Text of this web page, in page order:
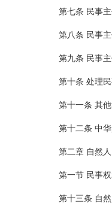
第七条 民事
第八条 民事
第九条 民事
第十条 处理
第十一条 其
第十二条 中
第二章 自然人
第一节 民事
第十三条 自